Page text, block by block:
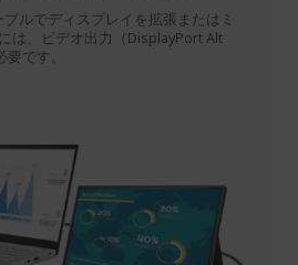
ルでディスプレイを拡張またはミ
は、ビデオ出力（DisplayPort Alt
です。